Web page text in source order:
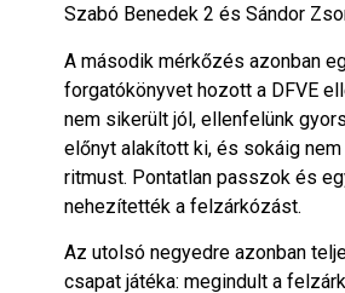
Szabó Benedek 2 és Sándor
A második mérkőzés azonban
forgatókönyvet hozott a DFVE
nem sikerült jól, ellenfelünk
előnyt alakított ki, és sokáig nem
ritmust. Pontatlan passzok és
nehezítették a felzárkózást.
Az utolsó negyedre azonban
csapat játéka: megindult a